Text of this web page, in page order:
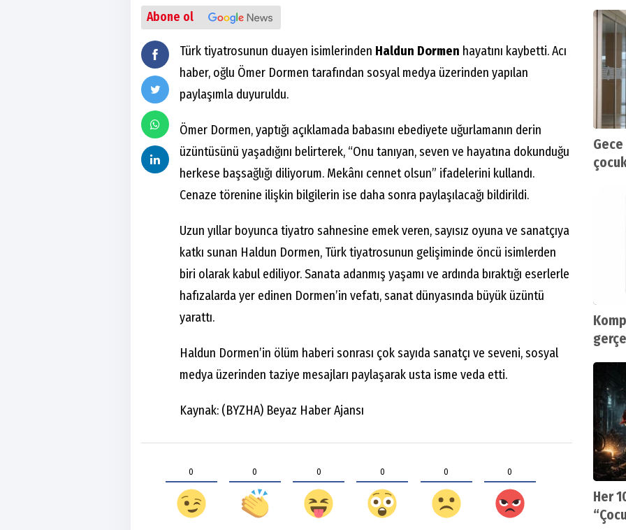
Abone ol
Türk tiyatrosunun duayen isimlerinden Haldun Dormen hayatını kaybetti. Acı
haber, oğlu Ömer Dormen tarafından sosyal medya üzerinden yapılan
paylaşımla duyuruldu.
Ömer Dormen, yaptığı açıklamada babasını ebediyete uğurlamanın derin
üzüntüsünü yaşadığını belirterek, “Onu tanıyan, seven ve hayatına dokunduğu
herkese başsağlığı diliyorum. Mekânı cennet olsun” ifadelerini kullandı.
Cenaze törenine ilişkin bilgilerin ise daha sonra paylaşılacağı bildirildi.
Uzun yıllar boyunca tiyatro sahnesine emek veren, sayısız oyuna ve sanatçıya
katkı sunan Haldun Dormen, Türk tiyatrosunun gelişiminde öncü isimlerden
biri olarak kabul ediliyor. Sanata adanmış yaşamı ve ardında bıraktığı eserlerle
hafızalarda yer edinen Dormen’in vefatı, sanat dünyasında büyük üzüntü
yarattı.
Haldun Dormen’in ölüm haberi sonrası çok sayıda sanatçı ve seveni, sosyal
medya üzerinden taziye mesajları paylaşarak usta isme veda etti.
Kaynak: (BYZHA) Beyaz Haber Ajansı
0 0 0 0 0 0
Her